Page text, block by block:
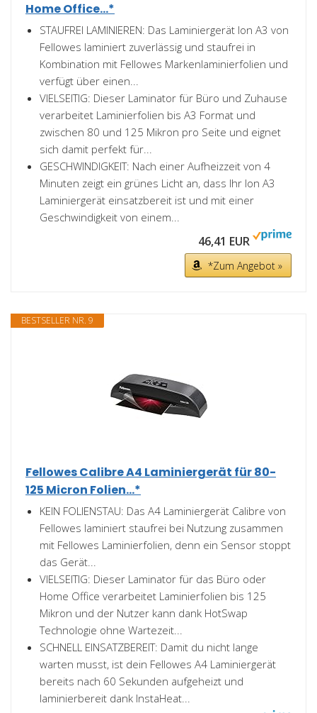
Home Office...*
STAUFREI LAMINIEREN: Das Laminiergerät Ion A3 von
Fellowes laminiert zuverlässig und staufrei in
Kombination mit Fellowes Markenlaminierfolien und
verfügt über einen...
VIELSEITIG: Dieser Laminator für Büro und Zuhause
verarbeitet Laminierfolien bis A3 Format und
zwischen 80 und 125 Mikron pro Seite und eignet
sich damit perfekt für...
GESCHWINDIGKEIT: Nach einer Aufheizzeit von 4
Minuten zeigt ein grünes Licht an, dass Ihr Ion A3
Laminiergerät einsatzbereit ist und mit einer
Geschwindigkeit von einem...
46,41 EUR
*Zum Angebot »
BESTSELLER NR. 9
Fellowes Calibre A4 Laminiergerät für 80-
125 Micron Folien...*
KEIN FOLIENSTAU: Das A4 Laminiergerät Calibre von
Fellowes laminiert staufrei bei Nutzung zusammen
mit Fellowes Laminierfolien, denn ein Sensor stoppt
das Gerät...
VIELSEITIG: Dieser Laminator für das Büro oder
Home Office verarbeitet Laminierfolien bis 125
Mikron und der Nutzer kann dank HotSwap
Technologie ohne Wartezeit...
SCHNELL EINSATZBEREIT: Damit du nicht lange
warten musst, ist dein Fellowes A4 Laminiergerät
bereits nach 60 Sekunden aufgeheizt und
laminierbereit dank InstaHeat...